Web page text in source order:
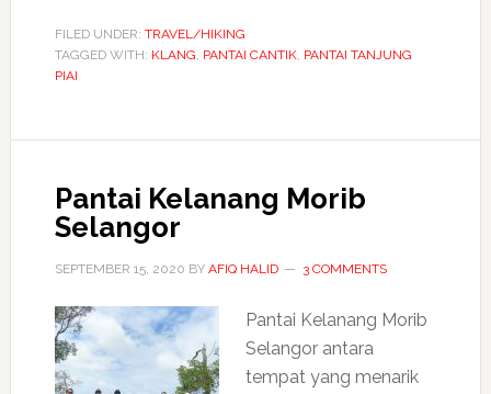
FILED UNDER: TRAVEL/HIKING
TAGGED WITH: KLANG, PANTAI CANTIK, PANTAI TANJUNG
PIAI
Pantai Kelanang Morib
Selangor
SEPTEMBER 15, 2020 BY AFIQ HALID 3 COMMENTS
Pantai Kelanang Morib
Selangor antara
tempat yang menarik